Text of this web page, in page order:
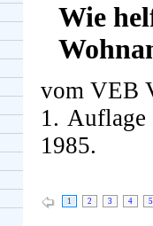
Wie
vom VEB
1.
1985.
1 2 3 4 5